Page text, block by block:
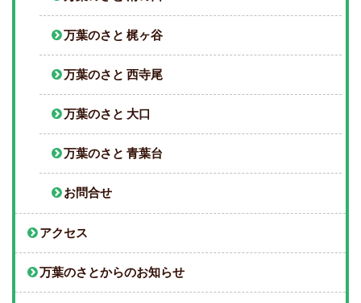
万葉のさと 梶ヶ谷
万葉のさと 西寺尾
万葉のさと 大口
万葉のさと 青葉台
お問合せ
アクセス
万葉のさとからのお知らせ